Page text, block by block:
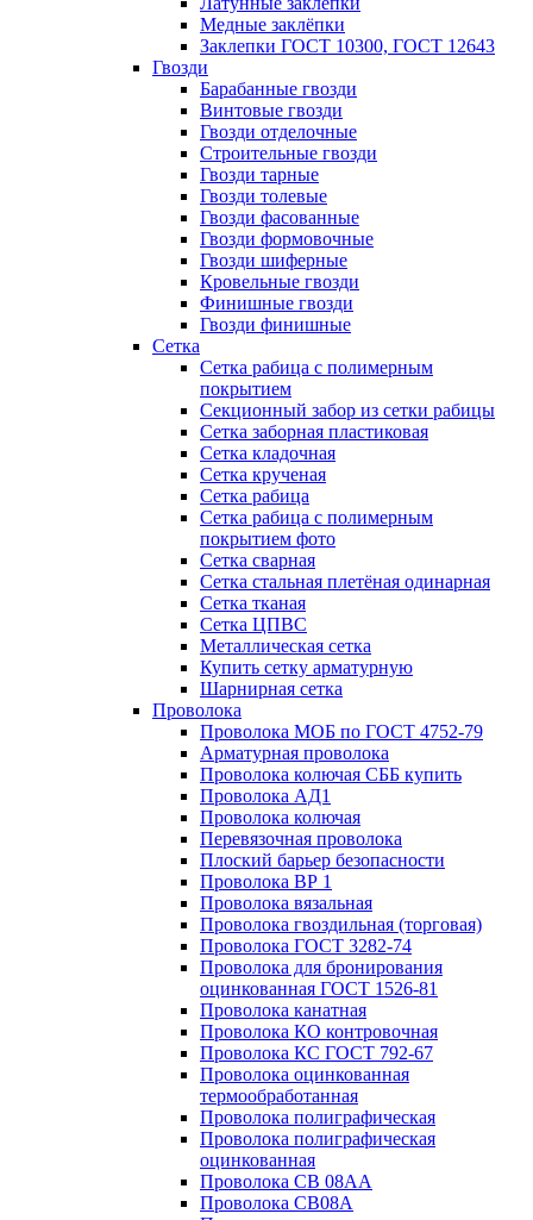
Медные заклёпки
Заклепки ГОСТ 10300, ГОСТ 12643
Гвозди
Барабанные гвозди
Винтовые гвозди
Гвозди отделочные
Строительные гвозди
Гвозди тарные
Гвозди толевые
Гвозди фасованные
Гвозди формовочные
Гвозди шиферные
Кровельные гвозди
Финишные гвозди
Гвозди финишные
Сетка
Сетка рабица с полимерным
покрытием
Секционный забор из сетки рабицы
Сетка заборная пластиковая
Сетка кладочная
Сетка крученая
Сетка рабица
Сетка рабица с полимерным
покрытием фото
Сетка сварная
Сетка стальная плетёная одинарная
Сетка тканая
Сетка ЦПВС
Металлическая сетка
Купить сетку арматурную
Шарнирная сетка
Проволока
Проволока МОБ по ГОСТ 4752-79
Арматурная проволока
Проволока колючая СББ купить
Проволока АД1
Проволока колючая
Перевязочная проволока
Плоский барьер безопасности
Проволока ВР 1
Проволока вязальная
Проволока гвоздильная (торговая)
Проволока ГОСТ 3282-74
Проволока для бронирования
оцинкованная ГОСТ 1526-81
Проволока канатная
Проволока КО контровочная
Проволока КС ГОСТ 792-67
Проволока оцинкованная
термообработанная
Проволока полиграфическая
Проволока полиграфическая
оцинкованная
Проволока СВ 08АА
Проволока СВ08А